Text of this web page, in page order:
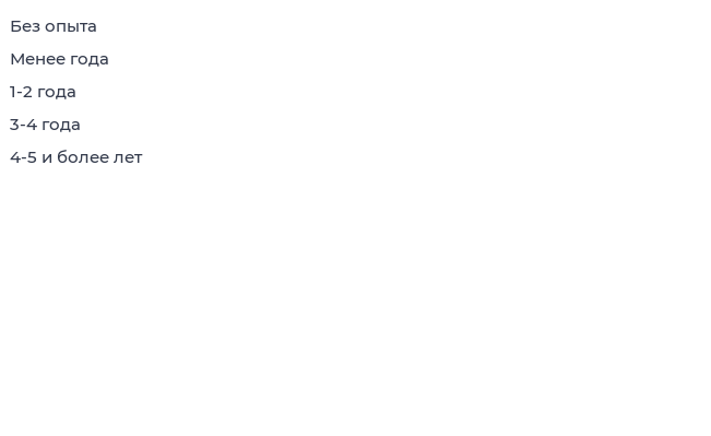
Без опыта
Менее года
1-2 года
3-4 года
4-5 и более лет